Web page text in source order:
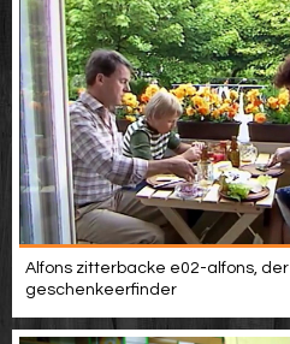
Alfons zitterbacke e02-alfons, der
geschenkeerfinder